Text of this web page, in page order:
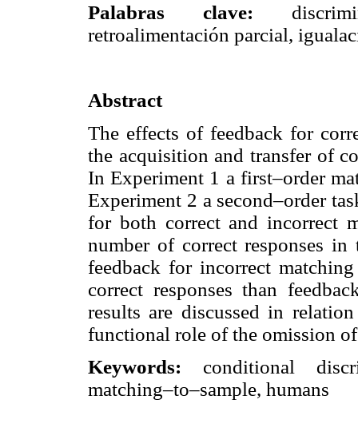
Palabras clave:
retroalimentación parcial,
Abstract
The effects of feedback for
the acquisition and transfer of
In Experiment 1 a first–order
Experiment 2 a second–order
for both correct and incorrect
number of correct responses
feedback for incorrect
correct responses than
results are discussed in
functional role of the omission
Keywords: conditional
matching–to–sample, humans